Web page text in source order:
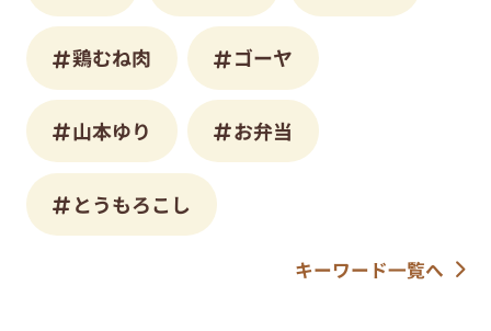
鶏むね肉 ゴーヤ
山本ゆり お弁当
とうもろこし
キーワード一覧へ